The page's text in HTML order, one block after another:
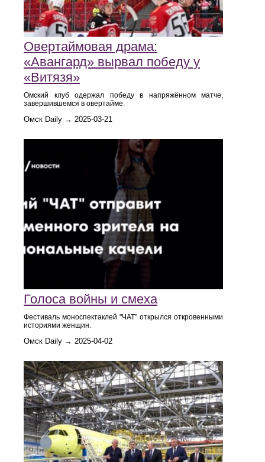
Овертаймовая драма:
«Авангард» вырвал победу у
«Витязя»
Омский клуб одержал победу в напряжённом матче,
завершившемся в овертайме.
Омск Daily → 2025-03-21
Голоса войны и смеха
Фестиваль моноспектаклей "ЧАТ" открылся откровенными
историями женщин.
Омск Daily → 2025-04-02